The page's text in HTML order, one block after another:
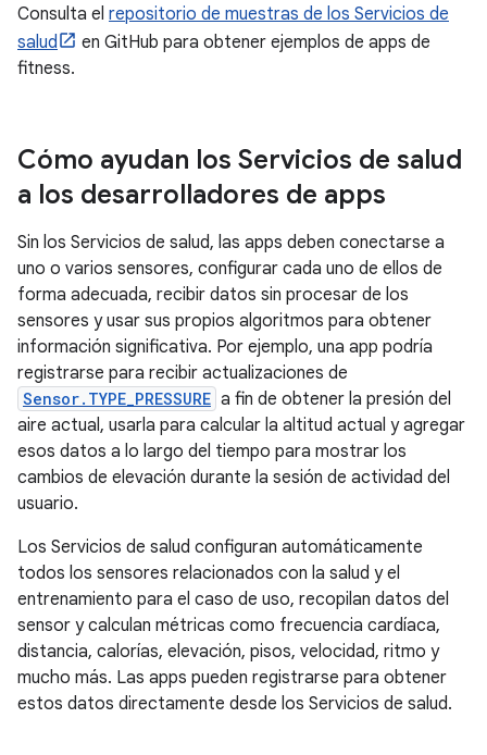
Consulta el repositorio de muestras de los Servicios de
salud
en GitHub para obtener ejemplos de apps de
fitness.
Cómo ayudan los Servicios de salud
a los desarrolladores de apps
Sin los Servicios de salud, las apps deben conectarse a
uno o varios sensores, configurar cada uno de ellos de
forma adecuada, recibir datos sin procesar de los
sensores y usar sus propios algoritmos para obtener
información significativa. Por ejemplo, una app podría
registrarse para recibir actualizaciones de
Sensor.TYPE_PRESSURE a fin de obtener la presión del
aire actual, usarla para calcular la altitud actual y agregar
esos datos a lo largo del tiempo para mostrar los
cambios de elevación durante la sesión de actividad del
usuario.
Los Servicios de salud configuran automáticamente
todos los sensores relacionados con la salud y el
entrenamiento para el caso de uso, recopilan datos del
sensor y calculan métricas como frecuencia cardíaca,
distancia, calorías, elevación, pisos, velocidad, ritmo y
mucho más. Las apps pueden registrarse para obtener
estos datos directamente desde los Servicios de salud.